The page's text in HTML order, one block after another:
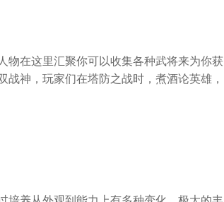
物在这里汇聚你可以收集各种武将来为你获
神，玩家们在塔防之战时，煮酒论英雄，